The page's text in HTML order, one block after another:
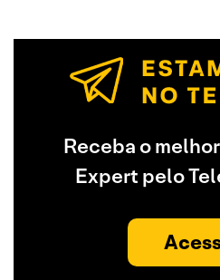
Receba o
Expert pelo